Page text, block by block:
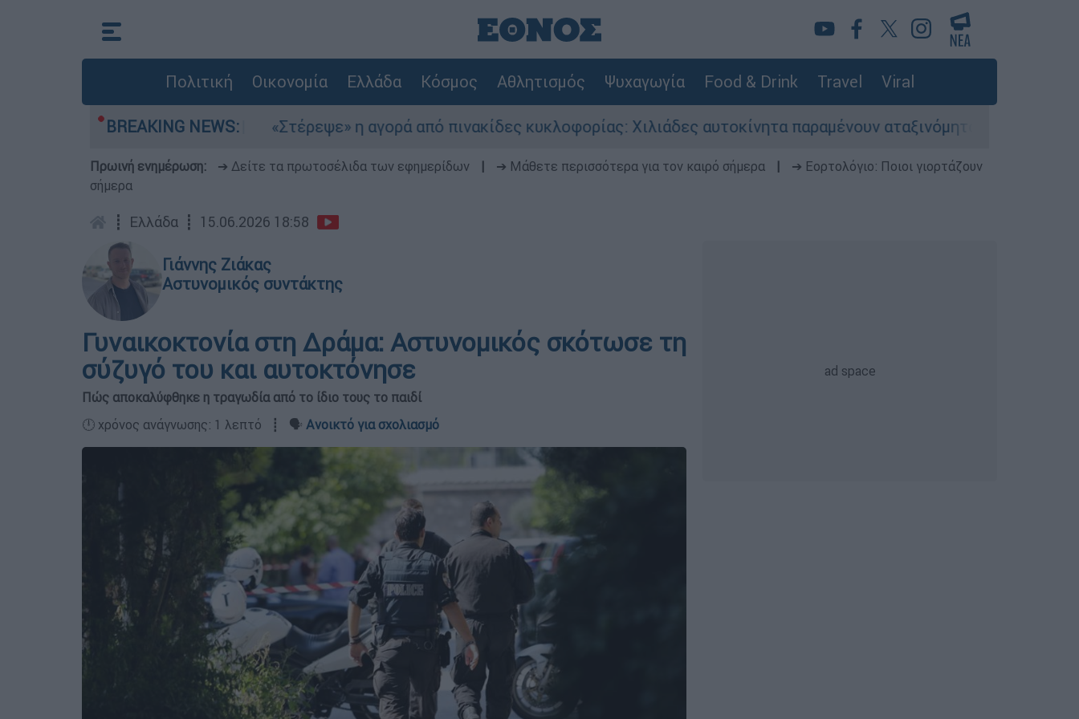
Πολιτική Οικονομία Ελλάδα Κόσμος Αθλητισμός Ψυχαγωγία Food & Drink Travel Viral
BREAKING NEWS:
στο Αιγαίο «Στέρεψε» η αγορά από πινακίδες κυκλοφορίας: Χιλιάδες αυτοκίνητα παραμένουν αταξινόμητα - Λύση αναζητά το
Πρωινή ενημέρωση: ➔ Δείτε τα πρωτοσέλιδα των εφημερίδων ➔ Μάθετε περισσότερα για τον καιρό σήμερα
➔ Εορτολόγιο: Ποιοι γιορτάζουν
σήμερα
┋ Ελλάδα ┋ 15.06.2026 18:58
Γιάννης Ζιάκας
Αστυνομικός συντάκτης
Γυναικοκτονία στη Δράμα: Αστυνομικός σκότωσε τη
σύζυγό του και αυτοκτόνησε
Πώς αποκαλύφθηκε η τραγωδία από το ίδιο τους το παιδί
🕛 χρόνος ανάγνωσης: 1 λεπτό ┋ 🗣️ Ανοικτό για σχολιασμό